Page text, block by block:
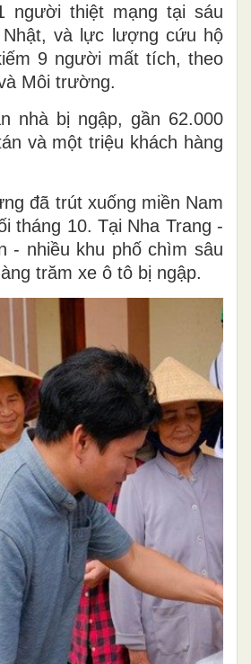
người thiệt mạng tại sáu
và lực lượng cứu hộ
9 người mất tích, theo
Môi trường.
nhà bị ngập, gần 62.000
và một triệu khách hàng
đã trút xuống miền Nam
tháng 10. Tại Nha Trang -
- nhiều khu phố chìm sâu
trăm xe ô tô bị ngập.